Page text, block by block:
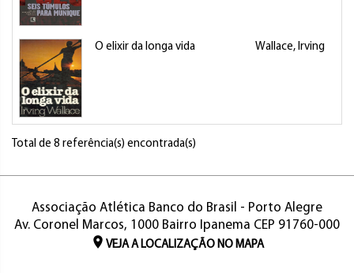
O elixir da longa vida Wallace, Irving
Total de 8 referência(s) encontrada(s)
Associação Atlética Banco do Brasil - Porto Alegre
Av. Coronel Marcos, 1000 Bairro Ipanema CEP 91760-000
VEJA A LOCALIZAÇÃO NO MAPA